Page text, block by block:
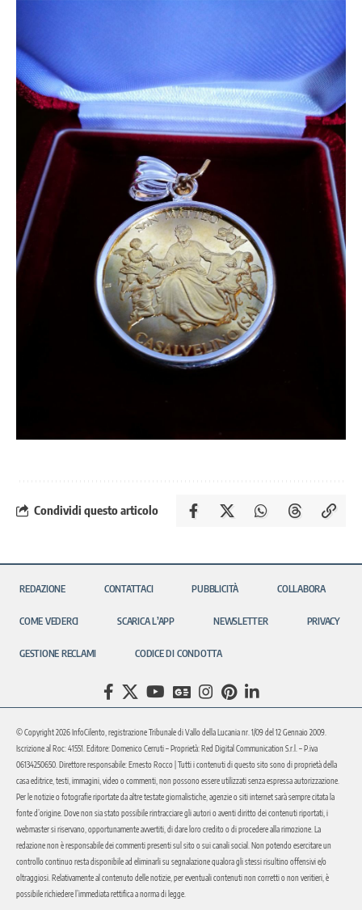
Condividi questo articolo
REDAZIONE CONTATTACI PUBBLICITÀ COLLABORA
COME VEDERCI SCARICA L’APP NEWSLETTER PRIVACY
GESTIONE RECLAMI CODICE DI CONDOTTA
© Copyright 2026 InfoCilento, registrazione Tribunale di Vallo della Lucania nr. 1/09 del 12 Gennaio 2009.
Iscrizione al Roc: 41551. Editore: Domenico Cerruti – Proprietà: Red Digital Communication S.r.l. – P.iva
06134250650. Direttore responsabile: Ernesto Rocco | Tutti i contenuti di questo sito sono di proprietà della
casa editrice, testi, immagini, video o commenti, non possono essere utilizzati senza espressa autorizzazione.
Per le notizie o fotografie riportate da altre testate giornalistiche, agenzie o siti internet sarà sempre citata la
fonte d’origine. Dove non sia stato possibile rintracciare gli autori o aventi diritto dei contenuti riportati, i
webmaster si riservano, opportunamente avvertiti, di dare loro credito o di procedere alla rimozione. La
redazione non è responsabile dei commenti presenti sul sito o sui canali social. Non potendo esercitare un
controllo continuo resta disponibile ad eliminarli su segnalazione qualora gli stessi risultino offensivi e/o
oltraggiosi. Relativamente al contenuto delle notizie, per eventuali contenuti non corretti o non veritieri, è
possibile richiedere l’immediata rettifica a norma di legge.